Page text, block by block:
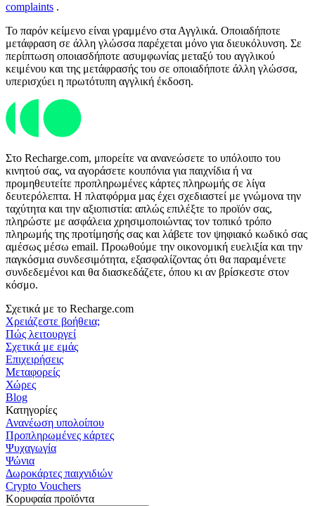
complaints .
Το παρόν κείμενο είναι γραμμένο στα Αγγλικά. Οποιαδήποτε
μετάφραση σε άλλη γλώσσα παρέχεται μόνο για διευκόλυνση. Σε
περίπτωση οποιασδήποτε ασυμφωνίας μεταξύ του αγγλικού
κειμένου και της μετάφρασής του σε οποιαδήποτε άλλη γλώσσα,
υπερισχύει η πρωτότυπη αγγλική έκδοση.
Στο Recharge.com, μπορείτε να ανανεώσετε το υπόλοιπο του
κινητού σας, να αγοράσετε κουπόνια για παιχνίδια ή να
προμηθευτείτε προπληρωμένες κάρτες πληρωμής σε λίγα
δευτερόλεπτα. Η πλατφόρμα μας έχει σχεδιαστεί με γνώμονα την
ταχύτητα και την αξιοπιστία: απλώς επιλέξτε το προϊόν σας,
πληρώστε με ασφάλεια χρησιμοποιώντας τον τοπικό τρόπο
πληρωμής της προτίμησής σας και λάβετε τον ψηφιακό κωδικό σας
αμέσως μέσω email. Προωθούμε την οικονομική ευελιξία και την
παγκόσμια συνδεσιμότητα, εξασφαλίζοντας ότι θα παραμένετε
συνδεδεμένοι και θα διασκεδάζετε, όπου κι αν βρίσκεστε στον
κόσμο.
Σχετικά με το Recharge.com
Χρειάζεστε βοήθεια;
Πώς λειτουργεί
Σχετικά με εμάς
Επιχειρήσεις
Μεταφορείς
Χώρες
Blog
Κατηγορίες
Ανανέωση υπολοίπου
Προπληρωμένες κάρτες
Ψυχαγωγία
Ψώνια
Δωροκάρτες παιχνιδιών
Crypto Vouchers
Κορυφαία προϊόντα